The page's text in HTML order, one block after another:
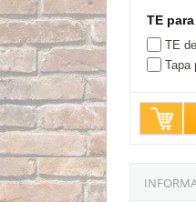
TE
TE
Tapa